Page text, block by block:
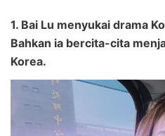
1. Bai Lu menyukai drama
Bahkan ia bercita-cita
Korea.